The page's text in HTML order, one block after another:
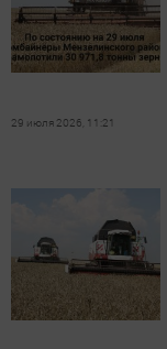
29 июля 2026, 11:21